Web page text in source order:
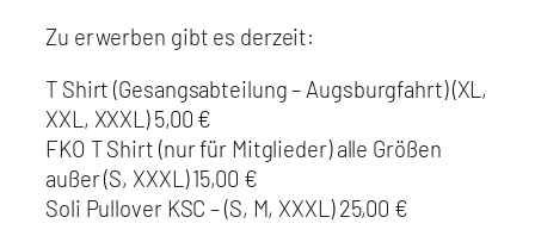
Zu erwerben gibt es derzeit:
T Shirt (Gesangsabteilung – Augsburgfahrt) (XL,
XXL, XXXL) 5,00 €
FKO T Shirt (nur für Mitglieder) alle Größen
außer (S, XXXL) 15,00 €
Soli Pullover KSC – (S, M, XXXL) 25,00 €